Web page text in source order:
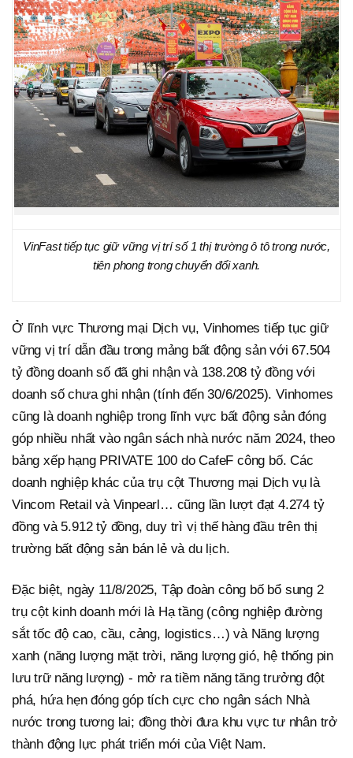
VinFast tiếp tục giữ vững vị trí số 1 thị trường ô tô trong nước,
tiên phong trong chuyển đổi xanh.
Ở lĩnh vực Thương mại Dịch vụ, Vinhomes tiếp tục giữ
vững vị trí dẫn đầu trong mảng bất động sản với 67.504
tỷ đồng doanh số đã ghi nhận và 138.208 tỷ đồng với
doanh số chưa ghi nhận (tính đến 30/6/2025). Vinhomes
cũng là doanh nghiệp trong lĩnh vực bất động sản đóng
góp nhiều nhất vào ngân sách nhà nước năm 2024, theo
bảng xếp hạng PRIVATE 100 do CafeF công bố. Các
doanh nghiệp khác của trụ cột Thương mại Dịch vụ là
Vincom Retail và Vinpearl… cũng lần lượt đạt 4.274 tỷ
đồng và 5.912 tỷ đồng, duy trì vị thế hàng đầu trên thị
trường bất động sản bán lẻ và du lịch.
Đặc biệt, ngày 11/8/2025, Tập đoàn công bố bổ sung 2
trụ cột kinh doanh mới là Hạ tầng (công nghiệp đường
sắt tốc độ cao, cầu, cảng, logistics…) và Năng lượng
xanh (năng lượng mặt trời, năng lượng gió, hệ thống pin
lưu trữ năng lượng) - mở ra tiềm năng tăng trưởng đột
phá, hứa hẹn đóng góp tích cực cho ngân sách Nhà
nước trong tương lai; đồng thời đưa khu vực tư nhân trở
thành động lực phát triển mới của Việt Nam.